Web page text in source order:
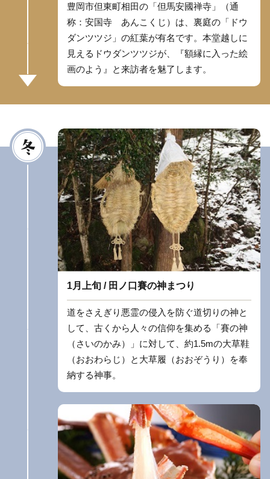
豊岡市但東町相田の「但馬安國禅寺」（通
称：安国寺 あんこくじ）は、裏庭の「ドウ
ダンツツジ」の紅葉が有名です。本堂越しに
見えるドウダンツツジが、『額縁に入った絵
画のよう』と来訪者を魅了します。
1月上旬 / 田ノ口賽の神まつり
道をさえぎり悪霊の侵入を防ぐ道切りの神と
して、古くから人々の信仰を集める「賽の神
（さいのかみ）」に対して、約1.5mの大草鞋
（おおわらじ）と大草履（おおぞうり）を奉
納する神事。